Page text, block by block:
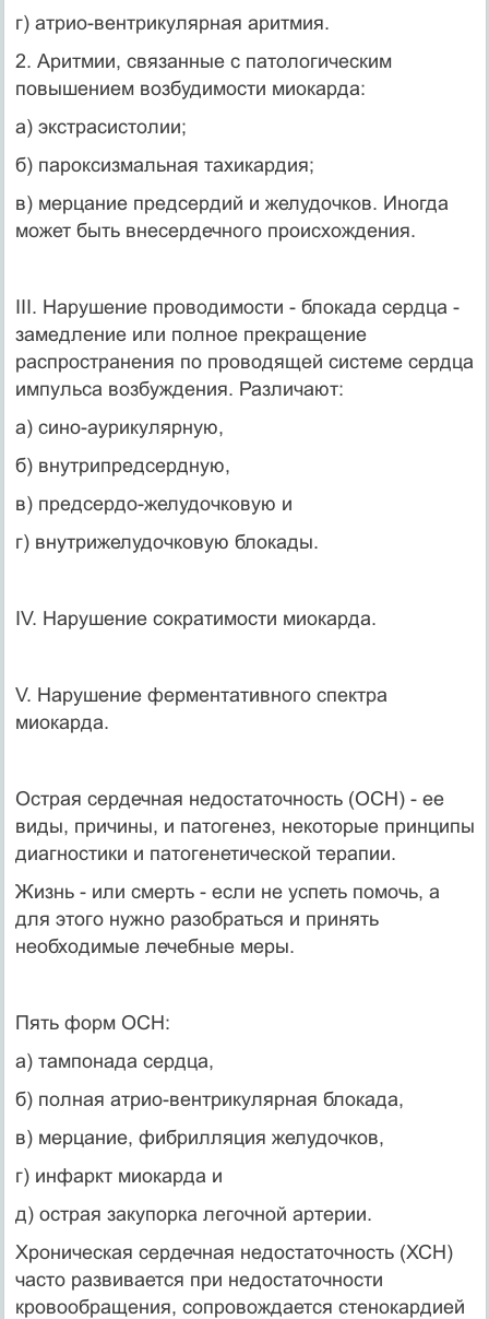
г) атрио-вентрикулярная аритмия.
2. Аритмии, связанные с патологическим
повышением возбудимости миокарда:
а) экстрасистолии;
б) пароксизмальная тахикардия;
в) мерцание предсердий и желудочков. Иногда
может быть внесердечного происхождения.
III. Нарушение проводимости - блокада сердца -
замедление или полное прекращение
распространения по проводящей системе сердца
импульса возбуждения. Различают:
а) сино-аурикулярную,
б) внутрипредсердную,
в) предсердо-желудочковую и
г) внутрижелудочковую блокады.
IV. Нарушение сократимости миокарда.
V. Нарушение ферментативного спектра
миокарда.
Острая сердечная недостаточность (ОСН) - ее
виды, причины, и патогенез, некоторые принципы
диагностики и патогенетической терапии.
Жизнь - или смерть - если не успеть помочь, а
для этого нужно разобраться и принять
необходимые лечебные меры.
Пять форм ОСН:
а) тампонада сердца,
б) полная атрио-вентрикулярная блокада,
в) мерцание, фибрилляция желудочков,
г) инфаркт миокарда и
д) острая закупорка легочной артерии.
Хроническая сердечная недостаточность (ХСН)
часто развивается при недостаточности
кровообращения, сопровождается стенокардией